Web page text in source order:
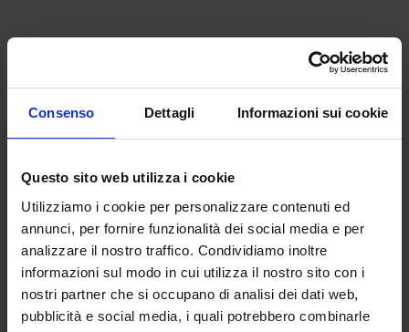
Consenso Dettagli Informazioni sui cookie
Questo sito web utilizza i cookie
Utilizziamo i cookie per personalizzare contenuti ed
annunci, per fornire funzionalità dei social media e per
analizzare il nostro traffico. Condividiamo inoltre
informazioni sul modo in cui utilizza il nostro sito con i
nostri partner che si occupano di analisi dei dati web,
pubblicità e social media, i quali potrebbero combinarle
Fotografi
Artisti
Illustratori
Curatori
Traduttori